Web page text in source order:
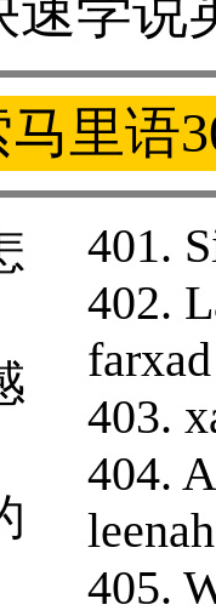
速学说
马里语
401.
402.
403.
404.
405.